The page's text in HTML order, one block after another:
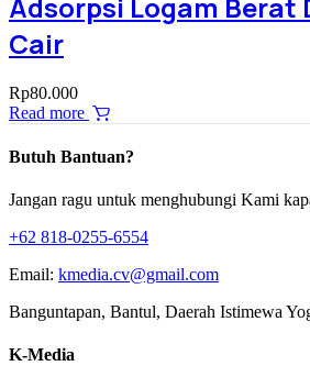
Cair
Rp80.000
Read more
Butuh Bantuan?
Jangan ragu untuk menghubungi Kami
+62 818-0255-6554
Email: kmedia.cv@gmail.com
Banguntapan, Bantul, Daerah Istimewa
K-Media